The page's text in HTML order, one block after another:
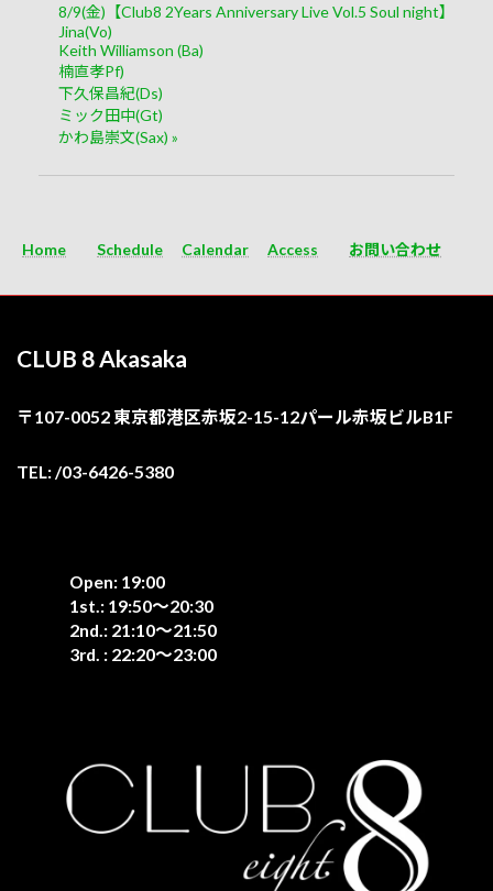
8/9(金)【Club8 2Years Anniversary Live Vol.5 Soul night】
Jina(Vo)
Keith Williamson (Ba)
楠直孝Pf)
下久保昌紀(Ds)
ミック田中(Gt)
かわ島崇文(Sax) »
Home Schedule Calendar Access お問い合わせ
CLUB 8 Akasaka
〒107-0052 東京都港区赤坂2-15-12パール赤坂ビルB1F
TEL: /03-6426-5380
Open: 19:00
1st.: 19:50〜20:30
2nd.: 21:10〜21:50
3rd. : 22:20〜23:00